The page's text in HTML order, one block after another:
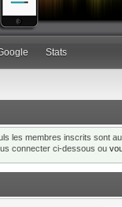
Stats
les membres inscrits sont
connecter ci-dessous ou